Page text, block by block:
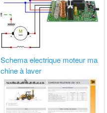
Schema electrique moteur ma
chine à laver